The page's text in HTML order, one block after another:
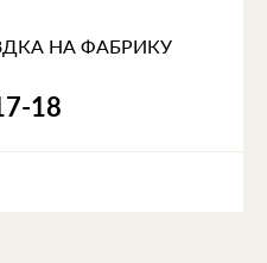
НА ФАБРИКУ
18